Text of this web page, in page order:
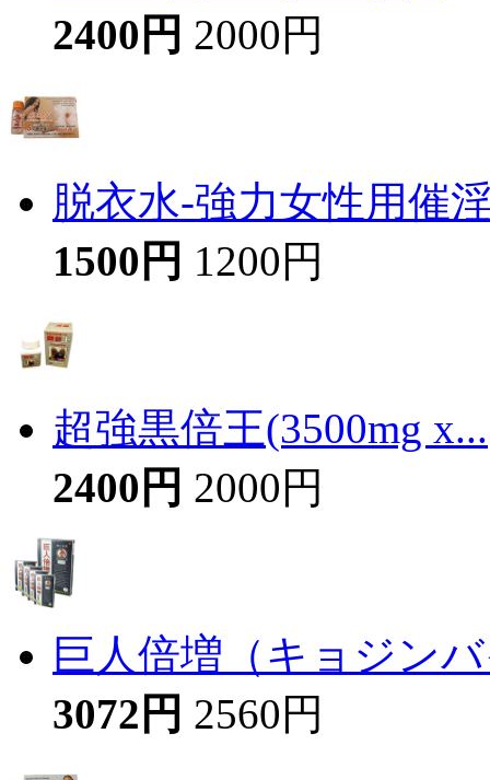
2400円 2000円
脱衣水-強力女性用催
1500円 1200円
超強黒倍王(3500mg x...
2400円 2000円
巨人倍増（キョジン
3072円 2560円